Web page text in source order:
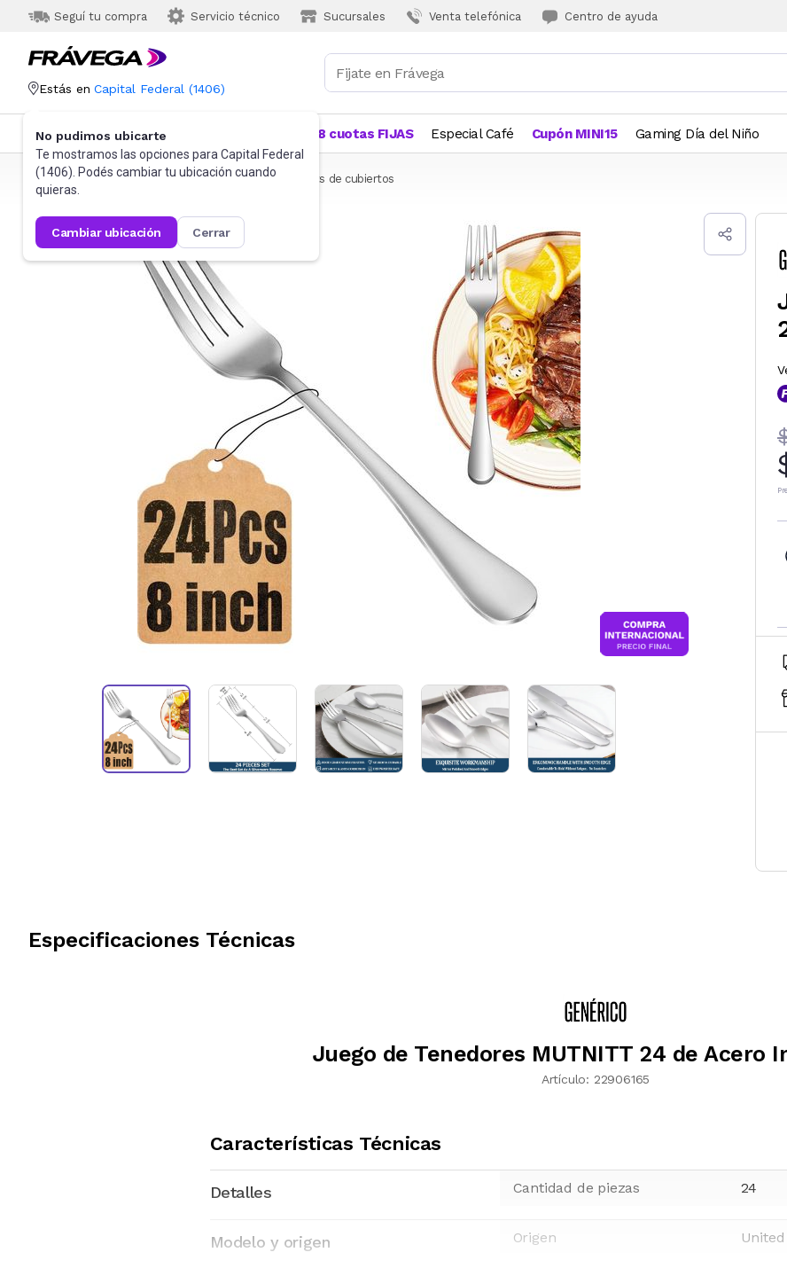
Seguí tu compra Servicio técnico Sucursales Venta telefónica Centro de ayuda
Estás en Capital Federal (1406)
No pudimos ubicarte
Te mostramos las opciones para Capital Federal
(1406). Podés cambiar tu ubicación cuando
quieras.
cambiar ubicación cerrar
Categorías Más Vendidos 18 cuotas FIJAS Especial Café Cupón MINI15 Gaming Día del Niño
Frávega Hogar Bazar Vajilla Cubiertos Sets de cubiertos
Especificaciones Técnicas
Juego de Tenedores MUTNITT 24 de Acero
Artículo: 22906165
Características Técnicas
Detalles Cantidad de piezas 24
Modelo y origen Origen